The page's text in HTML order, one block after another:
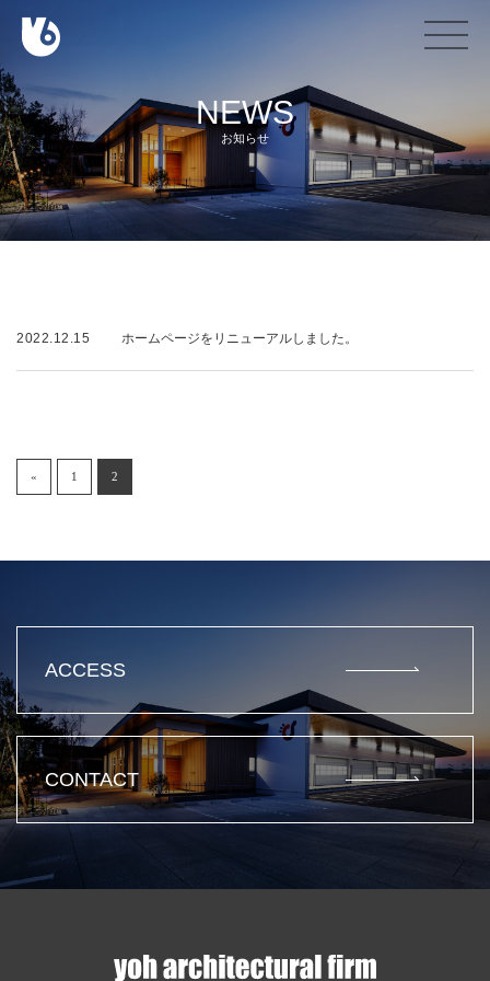
NEWS
お知らせ
2022.12.15 ホームページをリニューアルしました。
« 1 2
ACCESS
CONTACT